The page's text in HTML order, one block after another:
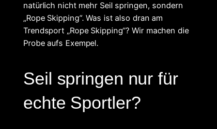
natürlich nicht mehr Seil springen, sondern
„Rope Skipping“. Was ist also dran am
Trendsport „Rope Skipping“? Wir machen die
Probe aufs Exempel.
Seil springen nur für
echte Sportler?